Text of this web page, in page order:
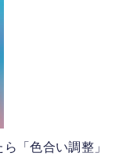
「色合い調整」